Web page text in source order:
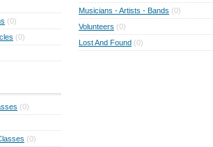
(0)
(0)
(0)
(0)
Musicians - Artists - Bands (0)
Volunteers (0)
Lost And Found (0)